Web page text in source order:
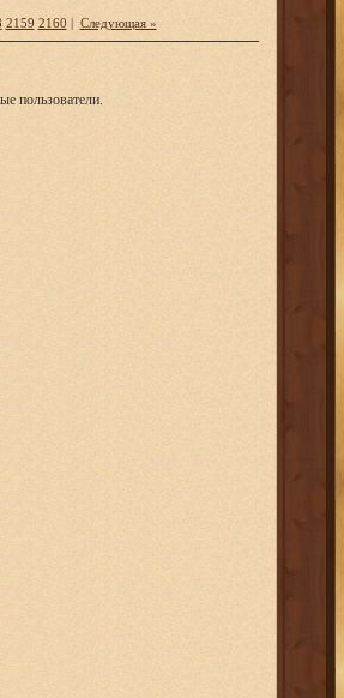
2159 2160 | Следующая »
пользователи.